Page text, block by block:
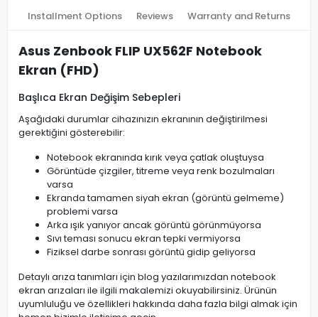
Installment Options Reviews Warranty and Returns
Asus Zenbook FLIP UX562F Notebook
Ekran (FHD)
Başlıca Ekran Değişim Sebepleri
Aşağıdaki durumlar cihazınızın ekranının değiştirilmesi
gerektiğini gösterebilir:
Notebook ekranında kırık veya çatlak oluştuysa
Görüntüde çizgiler, titreme veya renk bozulmaları
varsa
Ekranda tamamen siyah ekran (görüntü gelmeme)
problemi varsa
Arka ışık yanıyor ancak görüntü görünmüyorsa
Sıvı teması sonucu ekran tepki vermiyorsa
Fiziksel darbe sonrası görüntü gidip geliyorsa
Detaylı arıza tanımları için blog yazılarımızdan notebook
ekran arızaları ile ilgili makalemizi okuyabilirsiniz. Ürünün
uyumluluğu ve özellikleri hakkında daha fazla bilgi almak için